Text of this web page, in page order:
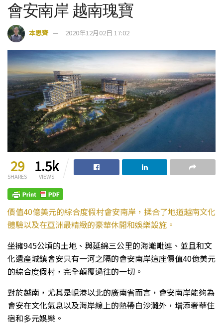
會安南岸 越南瑰寶
本思齊 2020年12月02日 17:02
29
SHARES
1.5k
VIEWS
價值40億美元的綜合度假村會安南岸，揉合了地道越南文化
體驗以及在亞洲最精緻的豪華休閒和娛樂設施。
坐擁945公頃的土地、與延綿三公里的海灘毗連、並且和文
化遺產城鎮會安只有一河之隔的會安南岸這座價值40億美元
的綜合度假村，完全顛覆過往的一切。
對於越南，尤其是峴港以北的廣南省而言，會安南岸能夠為
會安在文化氣息以及海岸線上的熱帶白沙灘外，增添奢華住
宿和多元娛樂。